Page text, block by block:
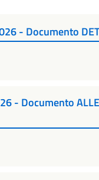
- Documento
Documento